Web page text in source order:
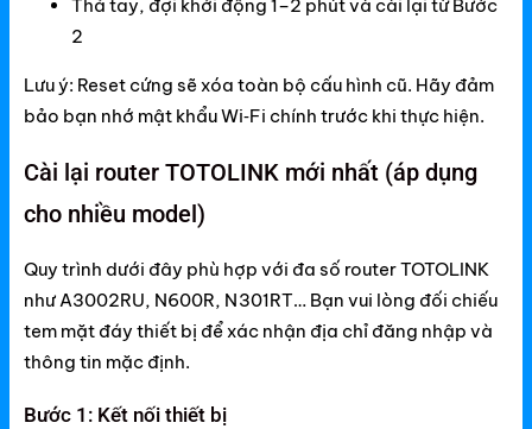
Thả tay, đợi khởi động 1–2 phút và cài lại từ Bước
2
Lưu ý: Reset cứng sẽ xóa toàn bộ cấu hình cũ. Hãy đảm
bảo bạn nhớ mật khẩu Wi‑Fi chính trước khi thực hiện.
Cài lại router TOTOLINK mới nhất (áp dụng
cho nhiều model)
Quy trình dưới đây phù hợp với đa số router TOTOLINK
như A3002RU, N600R, N301RT… Bạn vui lòng đối chiếu
tem mặt đáy thiết bị để xác nhận địa chỉ đăng nhập và
thông tin mặc định.
Bước 1: Kết nối thiết bị